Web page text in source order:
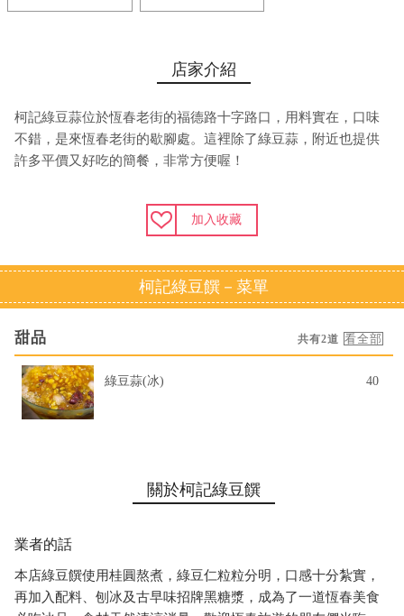
店家介紹
柯記綠豆蒜位於恆春老街的福德路十字路口，用料實在，口味
不錯，是來恆春老街的歇腳處。這裡除了綠豆蒜，附近也提供
許多平價又好吃的簡餐，非常方便喔！
加入收藏
柯記綠豆饌－菜單
甜品 共有2道
綠豆蒜(冰) 40
關於柯記綠豆饌
業者的話
本店綠豆饌使用桂圓熬煮，綠豆仁粒粒分明，口感十分紮實，
再加入配料、刨冰及古早味招牌黑糖漿，成為了一道恆春美食